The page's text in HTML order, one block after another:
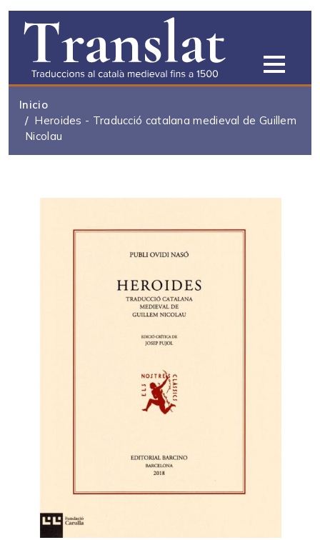
Pasar al contenido principal
Inicio
Heroides - Traducció catalana medieval de Guillem
Nicolau